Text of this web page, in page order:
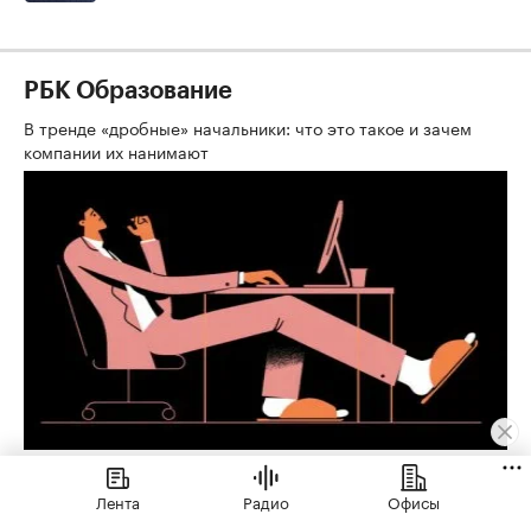
РБК Образование
В тренде «дробные» начальники: что это такое и зачем
компании их нанимают
07 авг, 09:34 3 383
Лента Радио Офисы